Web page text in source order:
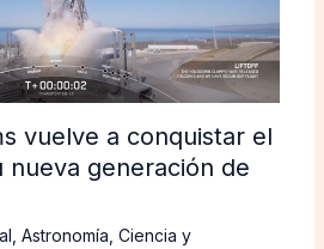
vuelve a conquistar el
nueva generación de
Astronomía Ciencia y